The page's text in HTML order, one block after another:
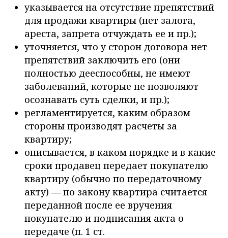
указывается на отсутствие препятствий
для продажи квартиры (нет залога,
ареста, запрета отчуждать ее и пр.);
уточняется, что у сторон договора нет
препятствий заключить его (они
полностью дееспособны, не имеют
заболеваний, которые не позволяют
осознавать суть сделки, и пр.);
регламентируется, каким образом
стороны производят расчеты за
квартиру;
описывается, в каком порядке и в какие
сроки продавец передает покупателю
квартиру (обычно по передаточному
акту) — по закону квартира считается
переданной после ее вручения
покупателю и подписания акта о
передаче (п. 1 ст.